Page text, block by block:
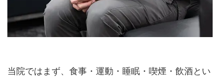
当院ではまず、食事・運動・睡眠・喫煙・飲酒とい